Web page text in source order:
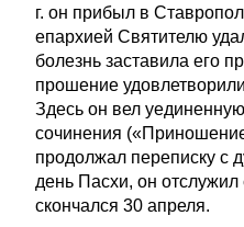
г. он прибыл в
епархией Святителю
болезнь заставила его
прошение
Здесь он вел
сочинения
продолжал переписку с
день Пасхи, он
скончался 30 апреля.